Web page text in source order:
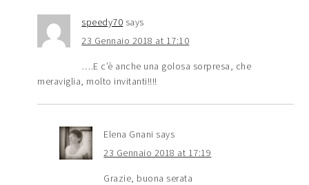
speedy70 says
23 Gennaio 2018 at 17:10
….E c’è anche una golosa sorpresa, che
meraviglia, molto invitanti!!!!
Elena Gnani says
23 Gennaio 2018 at 17:19
Grazie, buona serata